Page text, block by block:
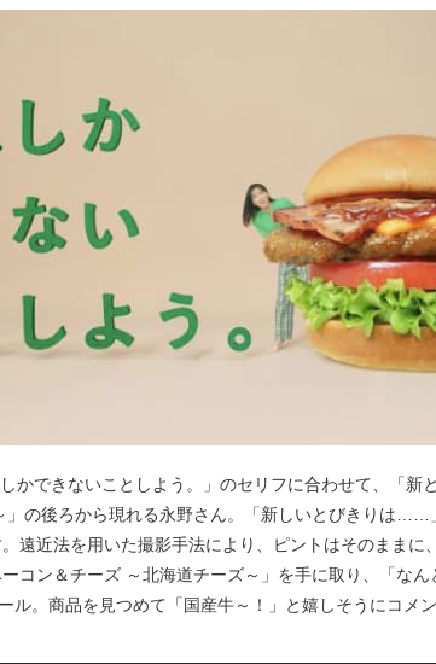
かできないことしよう。」のセリフに合わせて、「新
」の後ろから現れる永野さん。「新しいとびきりは……
遠近法を用いた撮影手法により、ピントはそのままに
コン＆チーズ ～北海道チーズ～」を手に取り、「な
ル。商品を見つめて「国産牛～！」と嬉しそうにコメ